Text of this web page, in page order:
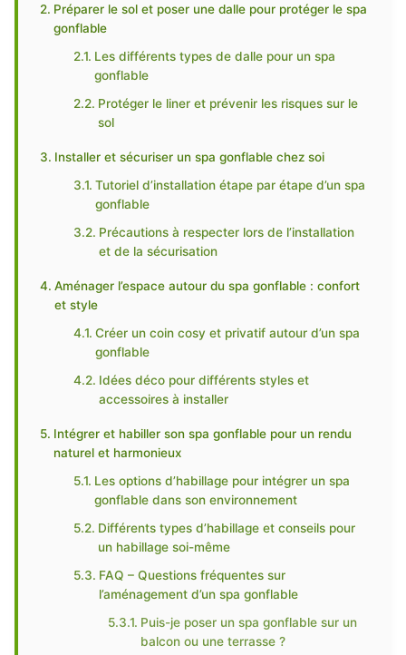
Préparer le sol et poser une dalle pour protéger le spa
gonflable
Les différents types de dalle pour un spa
gonflable
Protéger le liner et prévenir les risques sur le
sol
Installer et sécuriser un spa gonflable chez soi
Tutoriel d’installation étape par étape d’un spa
gonflable
Précautions à respecter lors de l’installation
et de la sécurisation
Aménager l’espace autour du spa gonflable : confort
et style
Créer un coin cosy et privatif autour d’un spa
gonflable
Idées déco pour différents styles et
accessoires à installer
Intégrer et habiller son spa gonflable pour un rendu
naturel et harmonieux
Les options d’habillage pour intégrer un spa
gonflable dans son environnement
Différents types d’habillage et conseils pour
un habillage soi-même
FAQ – Questions fréquentes sur
l’aménagement d’un spa gonflable
Puis-je poser un spa gonflable sur un
balcon ou une terrasse ?